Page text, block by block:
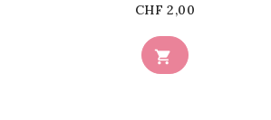

Prix
CHF 2,00